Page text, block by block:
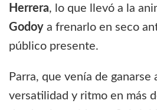
Herrera, lo que llevó a la
Godoy a frenarlo en seco
público presente.
Parra, que venía de ganarse
versatilidad y ritmo en más